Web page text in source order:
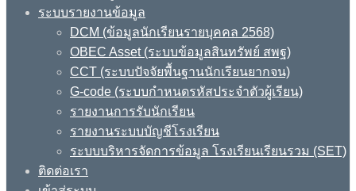
ระบบรายงานข้อมูล
DCM (ข้อมูลนักเรียนรายบุคคล 2568)
OBEC Asset (ระบบข้อมูลสินทรัพย์ สพฐ)
CCT (ระบบปัจจัยพื้นฐานนักเรียนยากจน)
G-code (ระบบกำหนดรหัสประจำตัวผู้เรียน)
รายงานการรับนักเรียน
รายงานระบบบัญชีโรงเรียน
ระบบบริหารจัดการข้อมูล โรงเรียนเรียนรวม (SET)
ติดต่อเรา